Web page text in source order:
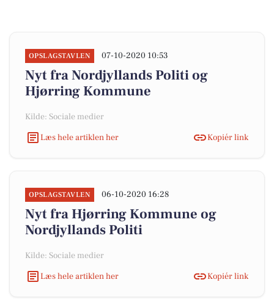
OPSLAGSTAVLEN 07-10-2020 10:53
Nyt fra Nordjyllands Politi og
Hjørring Kommune
Kilde: Sociale medier
Læs hele artiklen her
Kopiér link
OPSLAGSTAVLEN 06-10-2020 16:28
Nyt fra Hjørring Kommune og
Nordjyllands Politi
Kilde: Sociale medier
Læs hele artiklen her
Kopiér link